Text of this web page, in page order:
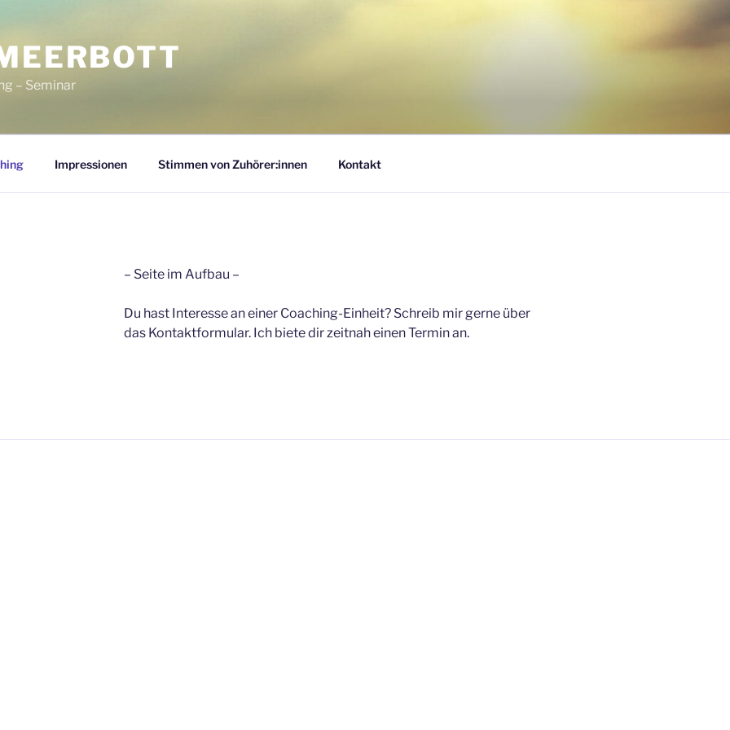
– Seminar
Impressionen Stimmen von Zuhörer:innen Kontakt
– Seite im Aufbau –
Du hast Interesse an einer Coaching-Einheit? Schreib mir gerne über
das Kontaktformular. Ich biete dir zeitnah einen Termin an.